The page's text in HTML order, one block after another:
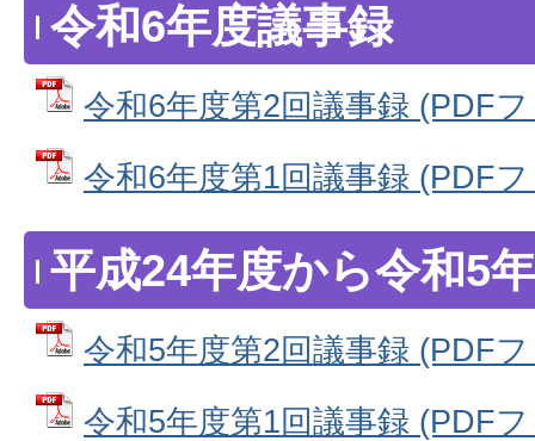
令和6年度議事録
令和6年度第2回議事録 (PDF
令和6年度第1回議事録 (PDF
平成24年度から令和5
令和5年度第2回議事録 (PDF
令和5年度第1回議事録 (PDF